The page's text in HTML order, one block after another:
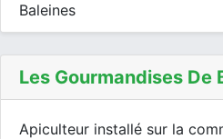
Baleines
Les Gourmandises De
Apiculteur installé sur la